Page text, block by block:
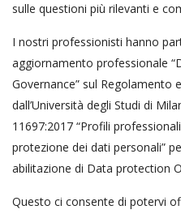
sulle questioni più rilevanti e
I nostri professionisti hanno
aggiornamento professionale
Governance” sul Regolamento
dall’Università degli Studi di
11697:2017 “Profili
protezione dei dati personali”
abilitazione di Data protection
Questo ci consente di potervi